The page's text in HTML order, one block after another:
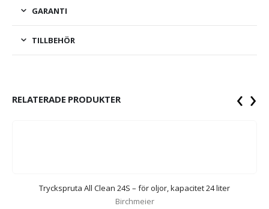
GARANTI
TILLBEHÖR
RELATERADE PRODUKTER
Tryckspruta All Clean 24S – för oljor, kapacitet 24 liter
Birchmeier
‹ ›